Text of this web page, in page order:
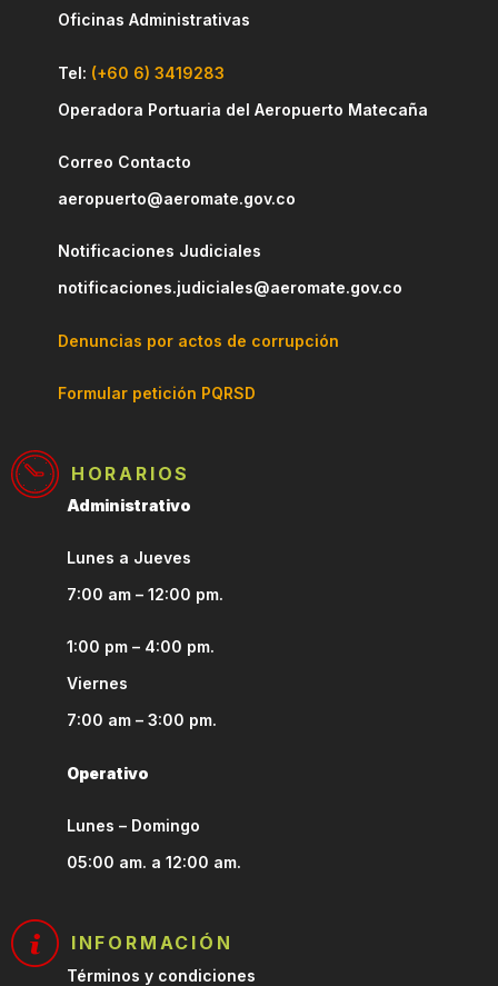
Oficinas Administrativas
Tel: (+60 6) 3419283
Operadora Portuaria del Aeropuerto Matecaña
Correo Contacto
aeropuerto@aeromate.gov.co
Notificaciones Judiciales
notificaciones.judiciales@aeromate.gov.co
Denuncias por actos de corrupción
Formular petición PQRSD
HORARIOS
Administrativo
Lunes a Jueves
7:00 am – 12:00 pm.
1:00 pm – 4:00 pm.
Viernes
7:00 am – 3:00 pm.
Operativo
Lunes – Domingo
05:00 am. a 12:00 am.
INFORMACIÓN
Términos y condiciones